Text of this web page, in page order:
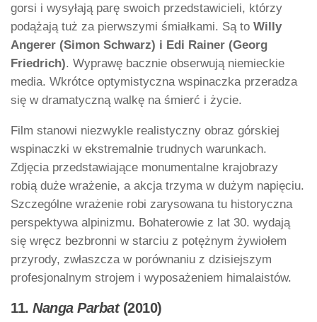
gorsi i wysyłają parę swoich przedstawicieli, którzy
podążają tuż za pierwszymi śmiałkami. Są to Willy
Angerer (Simon Schwarz) i Edi Rainer (Georg
Friedrich). Wyprawę bacznie obserwują niemieckie
media. Wkrótce optymistyczna wspinaczka przeradza
się w dramatyczną walkę na śmierć i życie.
Film stanowi niezwykle realistyczny obraz górskiej
wspinaczki w ekstremalnie trudnych warunkach.
Zdjęcia przedstawiające monumentalne krajobrazy
robią duże wrażenie, a akcja trzyma w dużym napięciu.
Szczególne wrażenie robi zarysowana tu historyczna
perspektywa alpinizmu. Bohaterowie z lat 30. wydają
się wręcz bezbronni w starciu z potężnym żywiołem
przyrody, zwłaszcza w porównaniu z dzisiejszym
profesjonalnym strojem i wyposażeniem himalaistów.
11. Nanga Parbat(2010)